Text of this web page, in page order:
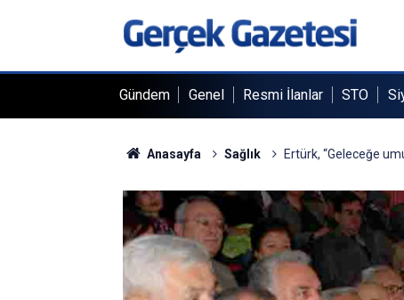
Gündem Genel Resmi İlanlar STO
Anasayfa Sağlık Ertürk, “Geleceğe